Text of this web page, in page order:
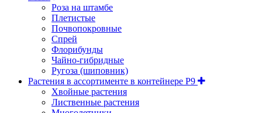
Роза на штамбе
Плетистые
Почвопокровные
Спрей
Флорибунды
Чайно-гибридные
Ругоза (шиповник)
Растения в ассортименте в контейнере P9
Хвойные растения
Лиственные растения